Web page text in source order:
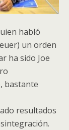
habló
un orden
ha sido Joe
bastante
resultados